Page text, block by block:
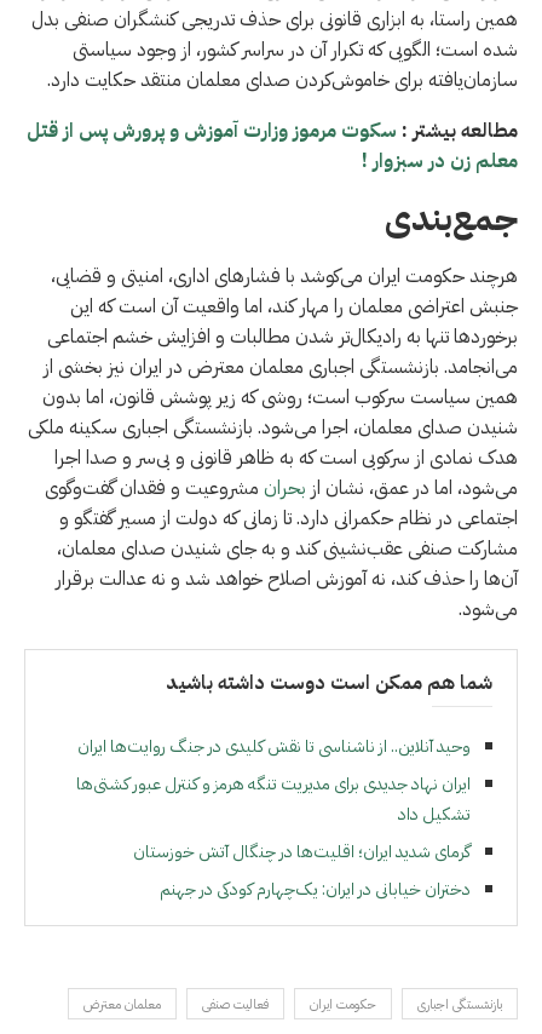
همین راستا، به ابزاری قانونی برای حذف تدریجی کنشگران صنفی بدل
شده است؛ الگویی که تکرار آن در سراسر کشور، از وجود سیاستی
سازمان‌یافته برای خاموش‌کردن صدای معلمان منتقد حکایت دارد.
مطالعه بيشتر : سکوت مرموز وزارت آموزش و پرورش پس از قتل
معلم زن در سبزوار !
جمع‌بندی
هرچند حکومت ایران می‌کوشد با فشارهای اداری، امنیتی و قضایی،
جنبش اعتراضی معلمان را مهار کند، اما واقعیت آن است که این
برخوردها تنها به رادیکال‌تر شدن مطالبات و افزایش خشم اجتماعی
می‌انجامد. بازنشستگی اجباری معلمان معترض در ایران نیز بخشی از
همین سیاست سرکوب است؛ روشی که زیر پوشش قانون، اما بدون
شنیدن صدای معلمان، اجرا می‌شود. بازنشستگی اجباری سکینه ملکی
هدک نمادی از سرکوبی است که به ظاهر قانونی و بی‌سر و صدا اجرا
می‌شود، اما در عمق، نشان از بحران مشروعیت و فقدان گفت‌وگوی
اجتماعی در نظام حکمرانی دارد. تا زمانی که دولت از مسیر گفتگو و
مشارکت صنفی عقب‌نشینی کند و به جای شنیدن صدای معلمان،
آن‌ها را حذف کند، نه آموزش اصلاح خواهد شد و نه عدالت برقرار
می‌شود.
شما هم ممکن است دوست داشته باشید
وحید آنلاین.. از ناشناسی تا نقش کلیدی در جنگ روایت‌ها ایران
ایران نهاد جدیدی برای مدیریت تنگه هرمز و کنترل عبور کشتی‌ها
تشکیل داد
گرمای شدید ایران؛ اقلیت‌ها در چنگال آتش خوزستان
دختران خیابانی در ایران: یک‌چهارم کودکی در جهنم
بازنشستگی اجباری حکومت ایران فعالیت صنفی معلمان معترض